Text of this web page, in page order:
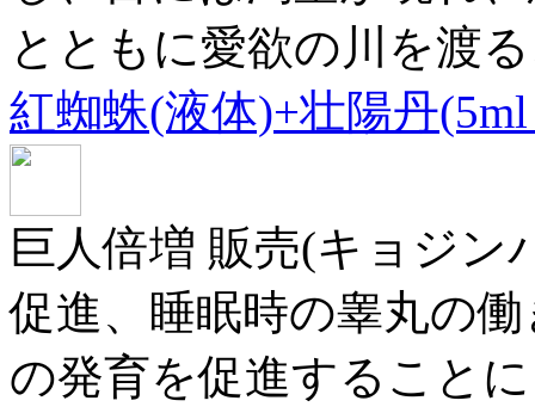
とともに愛欲の川を渡
紅蜘蛛(液体)+壮陽丹
巨人倍増 販売(キョジン
促進、睡眠時の睾丸の
の発育を促進すること